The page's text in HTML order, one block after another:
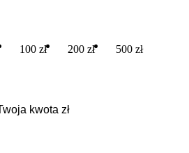
100 zł 200 zł 500 zł